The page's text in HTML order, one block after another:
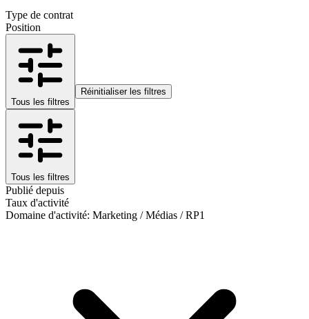
Type de contrat
Position
Tous les filtres
Réinitialiser les filtres
Tous les filtres
Publié depuis
Taux d'activité
Domaine d'activité: Marketing / Médias / RP1